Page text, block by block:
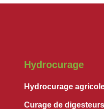
Hydrocurage
Hydrocurage
Curage de digesteurs